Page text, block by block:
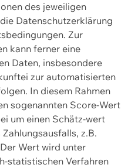
des jeweiligen
Datenschutzerklärung
Zur
kann ferner eine
Daten, insbesondere
zur automatisierten
In diesem Rahmen
sogenannten Score-Wert
um einen Schätz-wert
z.B.
Wert wird unter
statistischen Verfahren